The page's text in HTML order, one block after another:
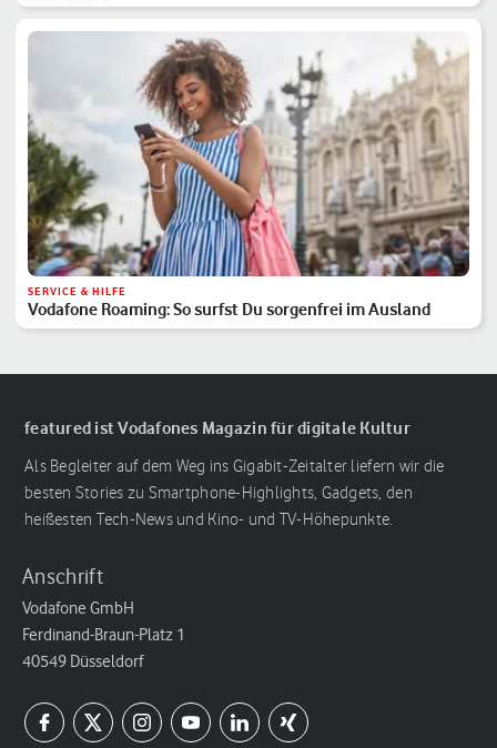
SERVICE & HILFE
Vodafone Roaming: So surfst Du sorgenfrei im Ausland
featured ist Vodafones Magazin für digitale Kultur
Als Begleiter auf dem Weg ins Gigabit-Zeitalter liefern wir die
besten Stories zu Smartphone-Highlights, Gadgets, den
heißesten Tech-News und Kino- und TV-Höhepunkte.
Anschrift
Vodafone GmbH
Ferdinand-Braun-Platz 1
40549 Düsseldorf